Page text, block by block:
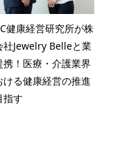
健康経営研究所が株
社Jewelry Belleと業
携！医療・介護業界
ける健康経営の推進
指す